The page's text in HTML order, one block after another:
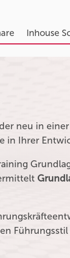
Inhouse
neu in
in Ihrer